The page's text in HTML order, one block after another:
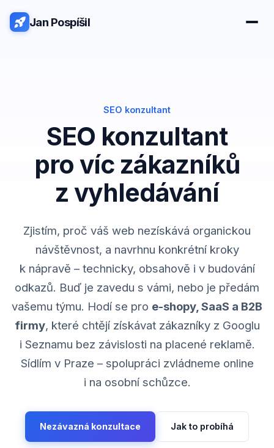
Jan Pospíšil
SEO konzultant
SEO konzultant
pro víc zákazníků
z vyhledávání
Zjistím, proč váš web nezískává organickou
návštěvnost, a navrhnu konkrétní kroky
k nápravě – technicky, obsahově i v budování
odkazů. Buď je zavedu s vámi, nebo je předám
vašemu týmu. Hodí se pro e-shopy, SaaS a B2B
firmy, které chtějí získávat zákazníky z Googlu
i Seznamu bez závislosti na placené reklamě.
Sídlím v Praze – spolupráci zvládneme online
i na osobní schůzce.
Nezávazná konzultace Jak to probíhá